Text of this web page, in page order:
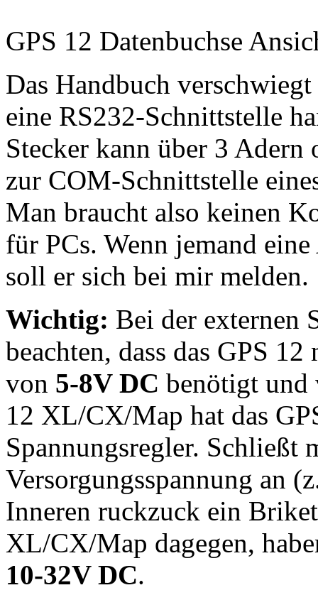
GPS 12 Datenbuchse
Das Handbuch
eine RS232-Schnittstelle
Stecker kann über 3 Adern
zur COM-Schnittstelle
Man braucht also keinen
für PCs. Wenn jemand
soll er sich bei mir melden.
Wichtig: Bei der externen
beachten, dass das GPS
von 5-8V DC benötigt und
12 XL/CX/Map hat das
Spannungsregler. Schließt
Versorgungsspannung an
Inneren ruckzuck ein
XL/CX/Map dagegen,
10-32V DC.